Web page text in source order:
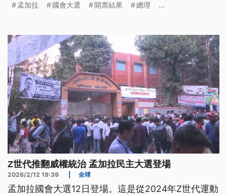
孟加拉 國會大選 開票結果 總理 ...
Z世代推翻威權統治 孟加拉民主大選登場
2026/2/12 19:39 全球
孟加拉國會大選12日登場。這是從2024年Z世代運動